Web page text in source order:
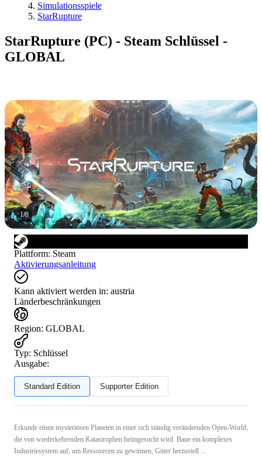
Simulationsspiele
StarRupture
StarRupture (PC) - Steam Schlüssel -
GLOBAL
1/8
Plattform: Steam
Aktivierungsanleitung
Kann aktiviert werden in: austria
Länderbeschränkungen
Region: GLOBAL
Typ: Schlüssel
Ausgabe:
Standard Edition Supporter Edition
Erkunde einen mysteriösen Planeten in einer sich ständig verändernden Open-World,
die von wiederkehrenden Katastrophen heimgesucht wird. Baue ein komplexes
Industriesystem auf, um Ressourcen zu gewinnen, Güter herzustell ...